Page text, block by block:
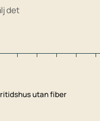
det
utan fiber